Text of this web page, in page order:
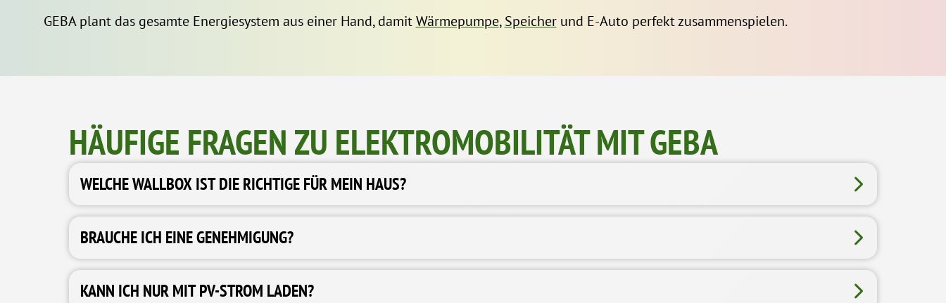
GEBA plant das gesamte Energiesystem aus einer Hand, damitWärmepumpe,Speicherund E-Auto perfekt zusammenspielen.
HÄUFIGE FRAGEN ZU ELEKTROMOBILITÄT MIT GEBA
WELCHE WALLBOX IST DIE RICHTIGE FÜR MEIN HAUS?
BRAUCHE ICH EINE GENEHMIGUNG?
KANN ICH NUR MIT PV-STROM LADEN?